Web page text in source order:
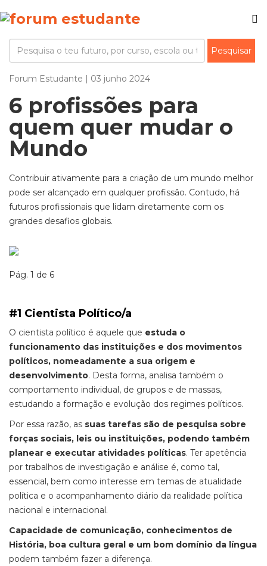
Forum Estudante | 03 junho 2024
6 profissões para
quem quer mudar o
Mundo
Contribuir ativamente para a criação de um mundo melhor
pode ser alcançado em qualquer profissão. Contudo, há
futuros profissionais que lidam diretamente com os
grandes desafios globais.
Pág. 1 de 6
#1 Cientista Político/a
O cientista político é aquele que estuda o
funcionamento das instituições e dos movimentos
políticos, nomeadamente a sua origem e
desenvolvimento. Desta forma, analisa também o
comportamento individual, de grupos e de massas,
estudando a formação e evolução dos regimes políticos.
Por essa razão, as suas tarefas são de pesquisa sobre
forças sociais, leis ou instituições, podendo também
planear e executar atividades políticas. Ter apetência
por trabalhos de investigação e análise é, como tal,
essencial, bem como interesse em temas de atualidade
política e o acompanhamento diário da realidade política
nacional e internacional.
Capacidade de comunicação, conhecimentos de
História, boa cultura geral e um bom domínio da língua
podem também fazer a diferença.